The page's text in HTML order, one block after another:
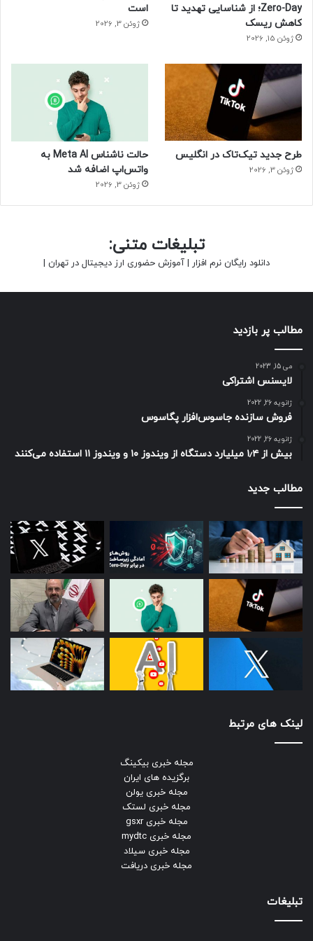
دندان‌های خود را با موی گراز تمیز کنند.
حتما بخوانید :
منبع : زومیت
پزشکی و سلامت علمی
Zero-Day؛ از شناسایی تهدید تا
کاهش ریسک
ژوئن 15, 2026
است
ژوئن 3, 2026
طرح جدید تیک‌تاک در انگلیس
ژوئن 3, 2026
حالت ناشناس Meta AI به
واتس‌اپ اضافه شد
ژوئن 3, 2026
تبلیغات متنی:
دانلود رایگان نرم افزار | آموزش حضوری ارز دیجیتال در تهران |
مطالب پر بازدید
می 15, 2023
لایسنس اشتراکی
ژانویه 26, 2022
فروش سازنده جاسوس‌افزار پگاسوس
ژانویه 26, 2022
بیش از ۱٫۴ میلیارد دستگاه از ویندوز ۱۰ و ویندوز ۱۱ استفاده می‌کنند
مطالب جدید
لینک های مرتبط
مجله خبری بیکینگ
برگزیده های ایران
مجله خبری یولن
مجله خبری لستک
مجله خبری gsxr
مجله خبری mydtc
مجله خبری سیلاد
مجله خبری دریافت
تبلیغات